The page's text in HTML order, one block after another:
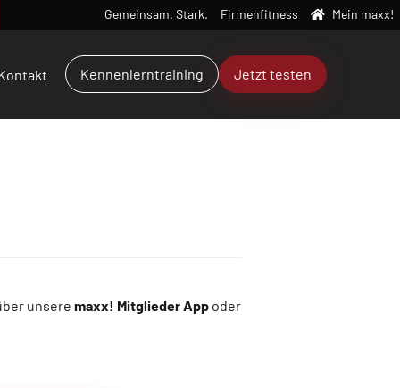
Gemeinsam. Stark. Firmenfitness Mein maxx!
Kennenlerntraining Jetzt testen
unsere maxx! Mitglieder Appoder